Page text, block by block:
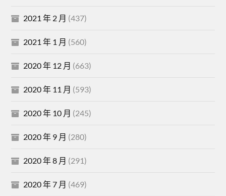
2021 年 2 月 (437)
2021 年 1 月 (560)
2020 年 12 月 (663)
2020 年 11 月 (593)
2020 年 10 月 (245)
2020 年 9 月 (280)
2020 年 8 月 (291)
2020 年 7 月 (469)